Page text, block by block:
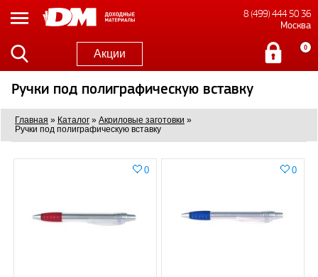
8 (499) 444 50 36
Москва
Акции 0
Ручки под полиграфическую вставку
Главная » Каталог » Акриловые заготовки »
Ручки под полиграфическую вставку
0 0